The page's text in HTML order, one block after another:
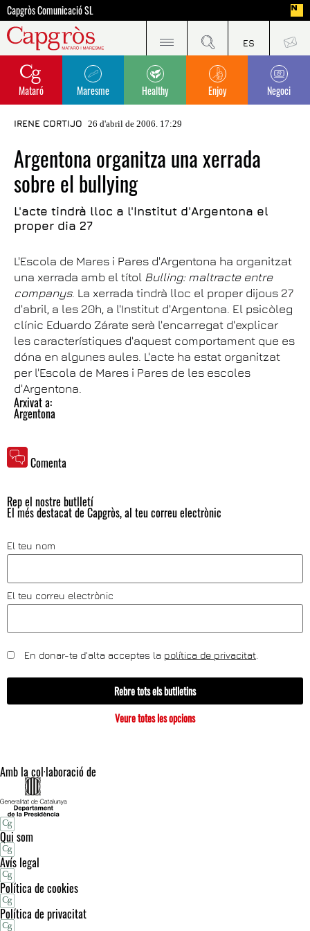
Capgròs Comunicació SL
Mataró Maresme Healthy Enjoy Negoci
IRENE CORTIJO 26 d'abril de 2006. 17:29
Argentona organitza una xerrada
sobre el bullying
L'acte tindrà lloc a l'Institut d'Argentona el
proper dia 27
L'Escola de Mares i Pares d'Argentona ha organitzat
una xerrada amb el títol Bulling: maltracte entre
companys. La xerrada tindrà lloc el proper dijous 27
d'abril, a les 20h, a l'Institut d'Argentona. El psicòleg
clínic Eduardo Zárate serà l'encarregat d'explicar
les característiques d'aquest comportament que es
dóna en algunes aules. L'acte ha estat organitzat
per l'Escola de Mares i Pares de les escoles
d'Argentona.
Arxivat a:
Argentona
Comenta
Rep el nostre butlletí
El més destacat de Capgròs, al teu correu electrònic
El teu nom
El teu correu electrònic
En donar-te d'alta acceptes la política de privacitat
Rebre tots els butlletins
Veure totes les opcions
Amb la col·laboració de
Qui som
Avís legal
Política de cookies
Política de privacitat